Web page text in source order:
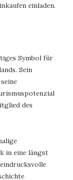
einladen.
Symbol für
Sein
des
in eine längst